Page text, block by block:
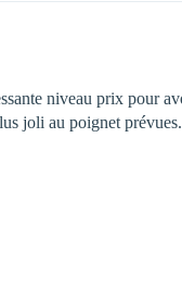
niveau prix pour
joli au poignet